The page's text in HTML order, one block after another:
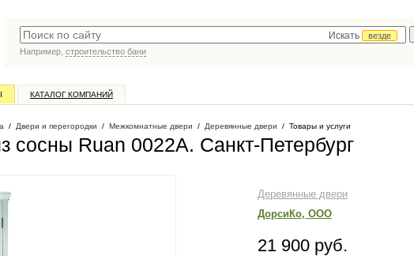
Искать
везде
Например, строительство бани
КАТАЛОГ КОМПАНИЙ
/ Двери и перегородки / Межкомнатные двери / Деревянные двери / Товары и услуги
сосны Ruan 0022А. Санкт-Петербург
Деревянные двери
ДорсиКо, ООО
21 900 руб.